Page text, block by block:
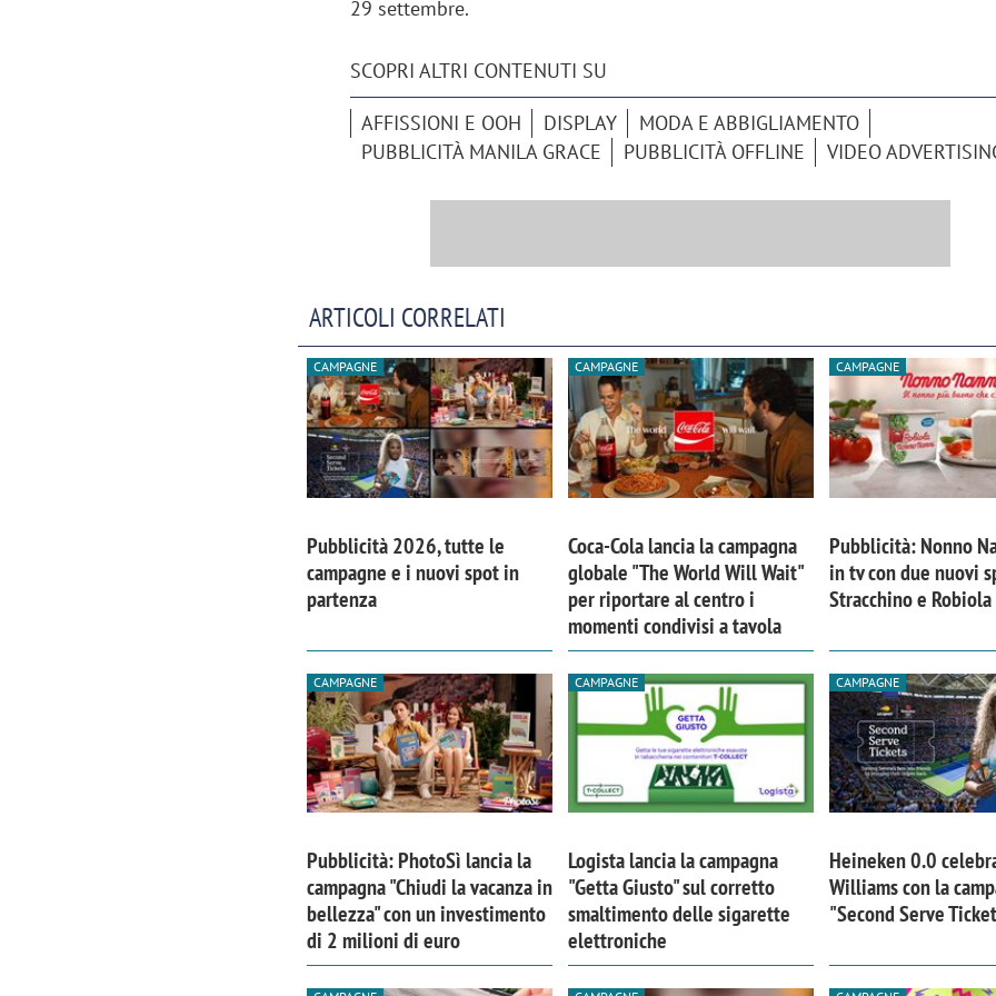
29 settembre.
SCOPRI ALTRI CONTENUTI SU
AFFISSIONI E OOH DISPLAY
MODA E ABBIGLIAMENTO
PUBBLICITÀ MANILA GRACE
PUBBLICITÀ OFFLINE VIDEO
ARTICOLI CORRELATI
CAMPAGNE
Pubblicità 2026, tutte le
campagne e i nuovi spot in
partenza
CAMPAGNE
Coca-Cola lancia la campagna
globale "The World Will Wait"
per riportare al centro i
momenti condivisi a tavola
CAMPAGNE
Pubblicità: Nonno
in tv con due nuovi
Stracchino e Robiola
CAMPAGNE
Pubblicità: PhotoSì lancia la
campagna "Chiudi la vacanza in
bellezza" con un investimento
di 2 milioni di euro
CAMPAGNE
Logista lancia la campagna
"Getta Giusto" sul corretto
smaltimento delle sigarette
elettroniche
CAMPAGNE
Heineken 0.0
Williams con la
"Second Serve